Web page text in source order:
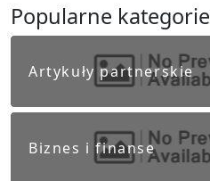
Popularne kategorie
Artykuły partnerskie
Biznes i finanse